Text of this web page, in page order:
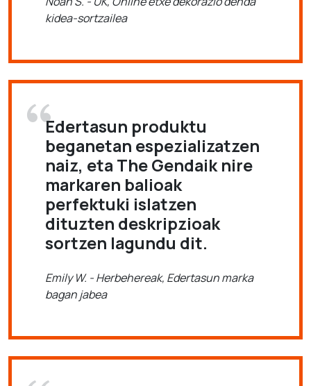
kidea-sortzailea
Edertasun produktu
beganetan espezializatzen
naiz, eta The Gendaik nire
markaren balioak
perfektuki islatzen
dituzten deskripzioak
sortzen lagundu dit.
Emily W. - Herbehereak, Edertasun marka
bagan jabea